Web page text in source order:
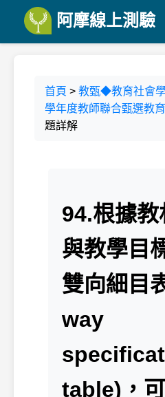
阿摩線上測驗
首頁 > 教甄◆教育社會
學年度教師聯合甄選教
題詳解
94.根據教
與教學目
雙向細目
way
table)，